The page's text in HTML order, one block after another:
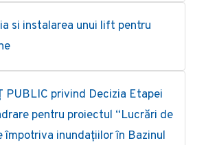
si instalarea unui lift pentru
PUBLIC privind Decizia Etapei
pentru proiectul “Lucrări de
împotriva inundațiilor în Bazinul